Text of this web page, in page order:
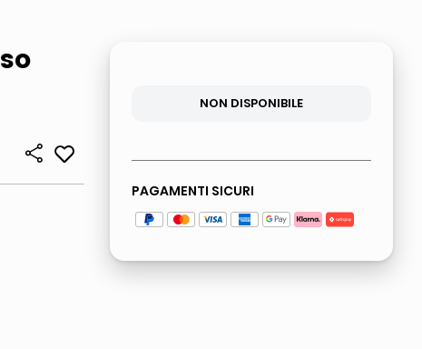
NON DISPONIBILE
PAGAMENTI SICURI